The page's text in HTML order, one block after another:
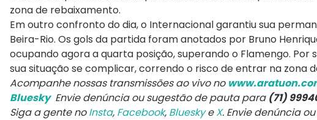
zona de rebaixamento.
Em outro confronto do dia, o Internacional garantiu sua
Beira-Rio. Os gols da partida foram anotados por Bruno
ocupando agora a quarta posição, superando o Flamengo. Por
sua situação se complicar, correndo o risco de entrar na zona
Acompanhe nossas transmissões ao vivo no
BlueskyEnvie denúncia ou sugestão de pauta para (71)
Siga a gente noInsta, Facebook, BlueskyeX. Envie denúncia